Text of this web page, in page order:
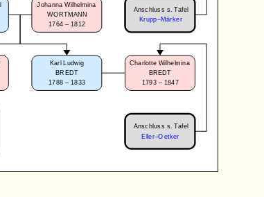
Anschluss s. Tafel
Krupp–Märker
Johanna Wilhelmina
WORTMANN
1764 – 1812
Karl Ludwig
BREDT
1788 – 1833
Charlotte Wilhelmina
BREDT
1793 – 1847
Anschluss s. Tafel
Eller–Oetker